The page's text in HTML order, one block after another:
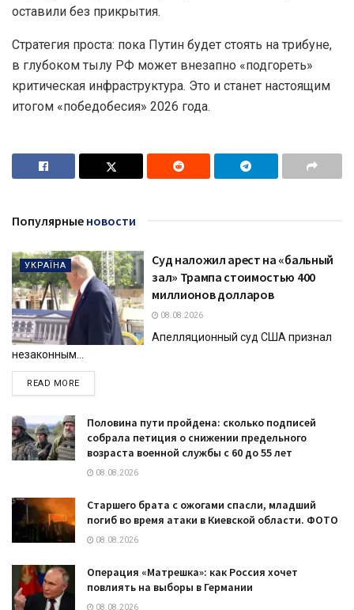
оставили без прикрытия.
Стратегия проста: пока Путин будет стоять на трибуне,
в глубоком тылу РФ может внезапно «подгореть»
критическая инфраструктура. Это и станет настоящим
итогом «победобесия» 2026 года.
Популярные новости
УКРАЇНА
Суд наложил арест на «бальный
зал» Трампа стоимостью 400
миллионов долларов
08.08.2026
Апелляционный суд США признал
незаконным...
READ MOREDETAILS
Половина пути пройдена: сколько подписей
собрала петиция о снижении предельного
возраста военной службы с 60 до 55 лет
08.08.2026
Старшего брата с ожогами спасли, младший
погиб во время атаки в Киевской области. ФОТО
08.08.2026
Операция «Матрешка»: как Россия хочет
повлиять на выборы в Германии
08.08.2026